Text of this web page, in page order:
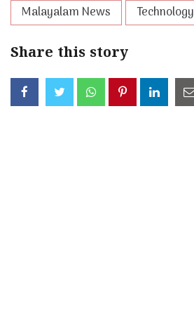
Malayalam News
Technology
Share this story